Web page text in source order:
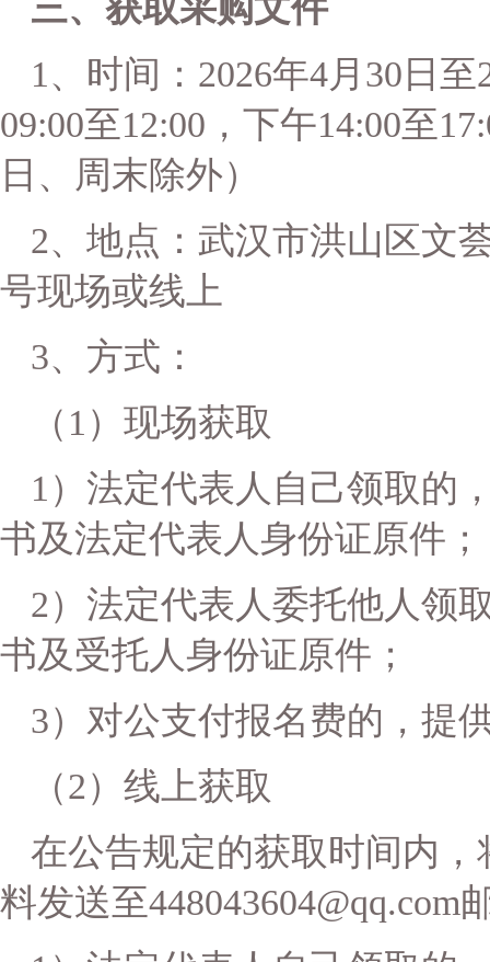
三、获取采购文件
1、时间：2026年4月 30 日至
09:00至12:00，下午14:00至
日 、周末除外）
2、地点： 武汉市洪山区文
号现场或线上
3、方式：
（ 1） 现场获取
1）法定代表人自己领取的
书及法定代表人身份证原件 ；
2）法定代表人委托他人领
书及受托人身份证原件；
3）对公支付报名费的，提
（2）线上获取
在公告规定的获取时间内
料发送至448043604@qq.com